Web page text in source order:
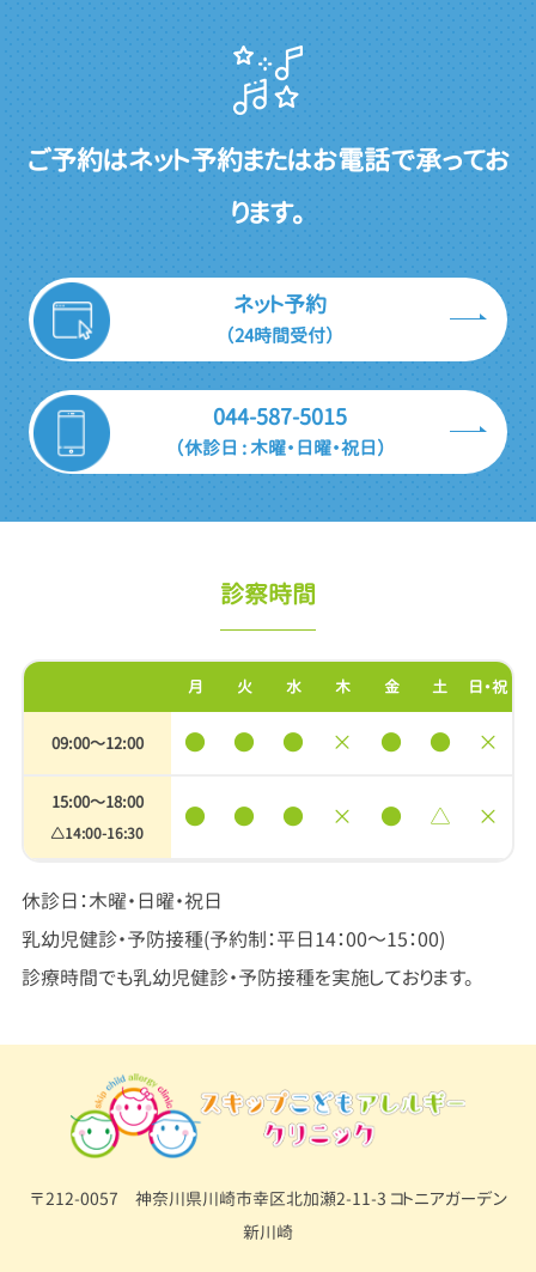
ご予約はネット予約またはお電話で承ってお
ります。
ネット予約
（24時間受付）
044-587-5015
（休診日 : 木曜・日曜・祝日）
診察時間
月 火 水 木 金 土 日・祝
09:00〜12:00 ● ● ● × ● ● ×
15:00〜18:00
△14:00-16:30
● ● ● × ● △ ×
休診日：木曜・日曜・祝日
乳幼児健診・予防接種(予約制：平日14：00～15：00)
診療時間でも乳幼児健診・予防接種を実施しております。
〒212-0057 神奈川県川崎市幸区北加瀬2-11-3 コトニアガーデン
新川崎